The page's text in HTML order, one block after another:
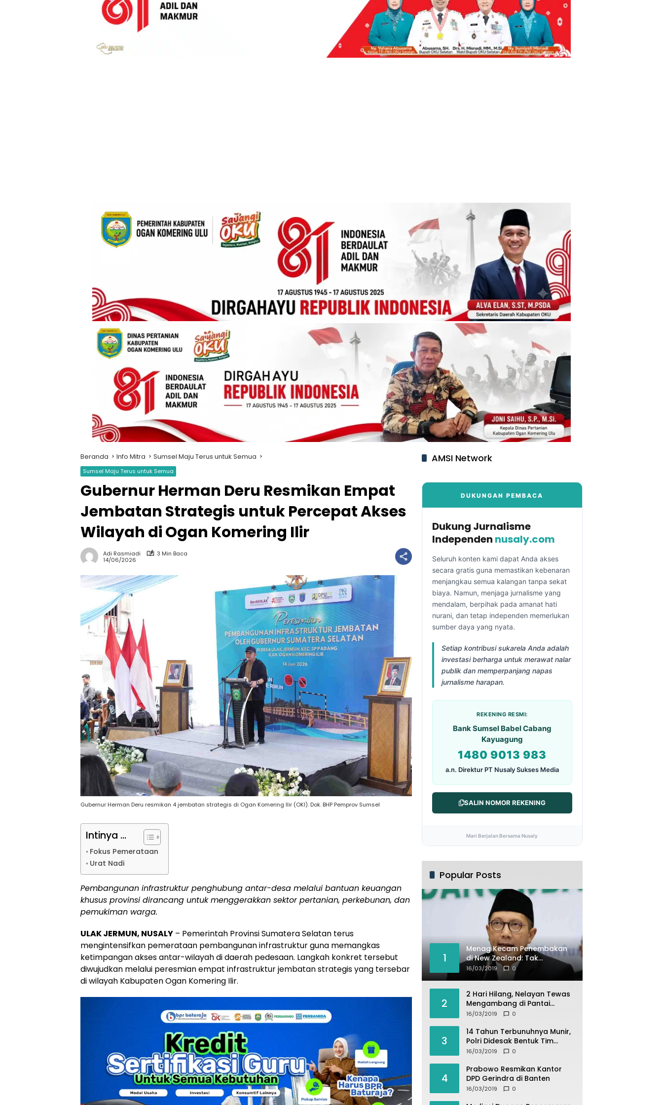
Beranda Info Mitra Sumsel Maju Terus untuk Semua
Sumsel Maju Terus untuk Semua
Gubernur Herman Deru Resmikan Empat
Jembatan Strategis untuk Percepat Akses
Wilayah di Ogan Komering Ilir
Adi Rasmiadi
3 Min Baca
14/06/2026
Gubernur Herman Deru resmikan 4 jembatan strategis di Ogan Komering Ilir (OKI). Dok. BHP Pemprov Sumsel
Intinya ...
Fokus Pemerataan
Urat Nadi
Pembangunan infrastruktur penghubung antar-desa melalui bantuan keuangan
khusus provinsi dirancang untuk menggerakkan sektor pertanian, perkebunan, dan
pemukiman warga.
ULAK JERMUN, NUSALY – Pemerintah Provinsi Sumatera Selatan terus
mengintensifkan pemerataan pembangunan infrastruktur guna memangkas
ketimpangan akses antar-wilayah di daerah pedesaan. Langkah konkret tersebut
diwujudkan melalui peresmian empat infrastruktur jembatan strategis yang tersebar
di wilayah Kabupaten Ogan Komering Ilir.
AMSI Network
DUKUNGAN PEMBACA
Dukung Jurnalisme
Independen nusaly.com
Seluruh konten kami dapat Anda akses
secara gratis guna memastikan kebenaran
menjangkau semua kalangan tanpa sekat
biaya. Namun, menjaga jurnalisme yang
mendalam, berpihak pada amanat hati
nurani, dan tetap independen memerlukan
sumber daya yang nyata.
Setiap kontribusi sukarela Anda adalah
investasi berharga untuk merawat nalar
publik dan memperpanjang napas
jurnalisme harapan.
REKENING RESMI:
Bank Sumsel Babel Cabang
Kayuagung
1480 9013 983
a.n. Direktur PT Nusaly Sukses Media
SALIN NOMOR REKENING
Mari Berjalan Bersama Nusaly
Popular Posts
1
Menag Kecam Penembakan
di New Zealand: Tak
Berperikemanusiaan!
16/03/2019 0
2
2 Hari Hilang, Nelayan Tewas
Mengambang di Pantai
Cipalawah Garut
16/03/2019 0
3
14 Tahun Terbunuhnya Munir,
Polri Didesak Bentuk Tim
Khusus
16/03/2019 0
4
Prabowo Resmikan Kantor
DPD Gerindra di Banten
16/03/2019 0